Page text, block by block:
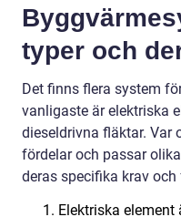
typer och
Det finns flera system
vanligaste är elektriska
dieseldrivna fläktar. Var
fördelar och passar
deras specifika krav
Elektriska